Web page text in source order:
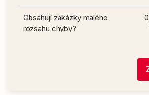
Obsahují zakázky malého
rozsahu chyby?